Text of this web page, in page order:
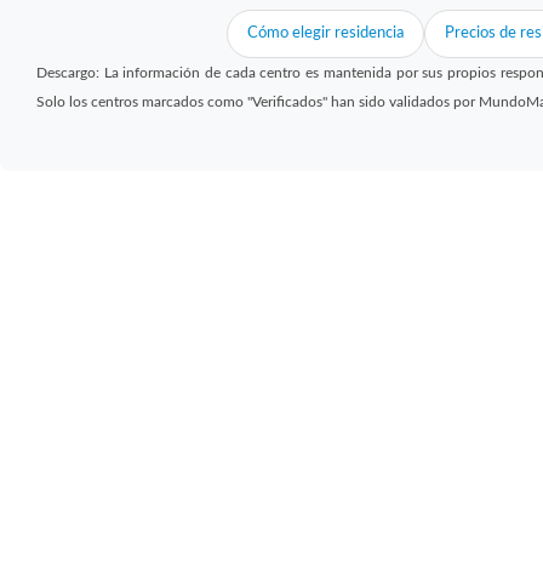
Cómo elegir residencia Precios de
Descargo: La información de cada centro es mantenida por sus propios
Solo los centros marcados como "Verificados" han sido validados por